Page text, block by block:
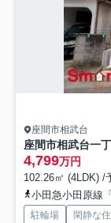
座間市相武台
座間市相武台一
4,799万円
102.26㎡ (4LDK) /
小田急小田原線
駐輪場 閑静な